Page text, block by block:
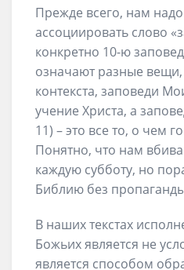
Прежде всего, нам
ассоциировать слово
конкретно 10-ю
означают разные вещи,
контекста, заповеди
учение Христа, а
11) – это все то, о чем
Понятно, что нам
каждую субботу, но
Библию без
В наших текстах
Божьих является не
является способом